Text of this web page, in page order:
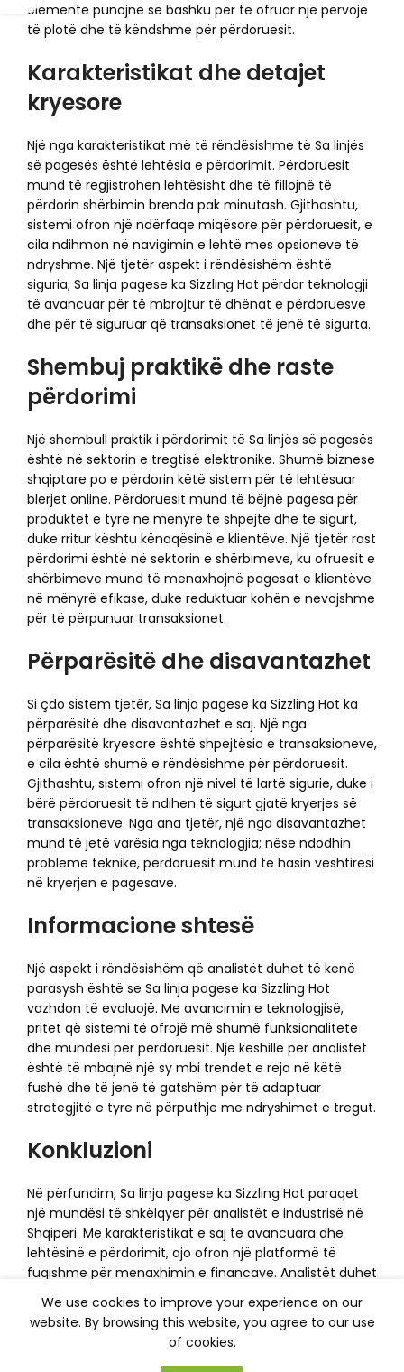
elemente punojnë së bashku për të ofruar një përvojë
të plotë dhe të këndshme për përdoruesit.
Karakteristikat dhe detajet
kryesore
Një nga karakteristikat më të rëndësishme të Sa linjës
së pagesës është lehtësia e përdorimit. Përdoruesit
mund të regjistrohen lehtësisht dhe të fillojnë të
përdorin shërbimin brenda pak minutash. Gjithashtu,
sistemi ofron një ndërfaqe miqësore për përdoruesit, e
cila ndihmon në navigimin e lehtë mes opsioneve të
ndryshme. Një tjetër aspekt i rëndësishëm është
siguria; Sa linja pagese ka Sizzling Hot përdor teknologji
të avancuar për të mbrojtur të dhënat e përdoruesve
dhe për të siguruar që transaksionet të jenë të sigurta.
Shembuj praktikë dhe raste
përdorimi
Një shembull praktik i përdorimit të Sa linjës së pagesës
është në sektorin e tregtisë elektronike. Shumë biznese
shqiptare po e përdorin këtë sistem për të lehtësuar
blerjet online. Përdoruesit mund të bëjnë pagesa për
produktet e tyre në mënyrë të shpejtë dhe të sigurt,
duke rritur kështu kënaqësinë e klientëve. Një tjetër rast
përdorimi është në sektorin e shërbimeve, ku ofruesit e
shërbimeve mund të menaxhojnë pagesat e klientëve
në mënyrë efikase, duke reduktuar kohën e nevojshme
për të përpunuar transaksionet.
Përparësitë dhe disavantazhet
Si çdo sistem tjetër, Sa linja pagese ka Sizzling Hot ka
përparësitë dhe disavantazhet e saj. Një nga
përparësitë kryesore është shpejtësia e transaksioneve,
e cila është shumë e rëndësishme për përdoruesit.
Gjithashtu, sistemi ofron një nivel të lartë sigurie, duke i
bërë përdoruesit të ndihen të sigurt gjatë kryerjes së
transaksioneve. Nga ana tjetër, një nga disavantazhet
mund të jetë varësia nga teknologjia; nëse ndodhin
probleme teknike, përdoruesit mund të hasin vështirësi
në kryerjen e pagesave.
Informacione shtesë
Një aspekt i rëndësishëm që analistët duhet të kenë
parasysh është se Sa linja pagese ka Sizzling Hot
vazhdon të evoluojë. Me avancimin e teknologjisë,
pritet që sistemi të ofrojë më shumë funksionalitete
dhe mundësi për përdoruesit. Një këshillë për analistët
është të mbajnë një sy mbi trendet e reja në këtë
fushë dhe të jenë të gatshëm për të adaptuar
strategjitë e tyre në përputhje me ndryshimet e tregut.
Konkluzioni
Në përfundim, Sa linja pagese ka Sizzling Hot paraqet
një mundësi të shkëlqyer për analistët e industrisë në
Shqipëri. Me karakteristikat e saj të avancuara dhe
lehtësinë e përdorimit, ajo ofron një platformë të
fuqishme për menaxhimin e financave. Analistët duhet
të shqyrtojnë mundësitë që ofron ky sistem dhe të
rekomandojnë përdorimin e tij për të përmirësuar
efikasitetin e operacioneve financiare në tregun
We use cookies to improve your experience on our
website. By browsing this website, you agree to our use
of cookies.